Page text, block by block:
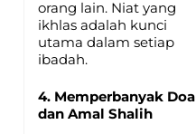
orang lain. Niat yang
ikhlas adalah kunci
utama dalam setiap
ibadah.
4. Memperbanyak Doa
dan Amal Shalih